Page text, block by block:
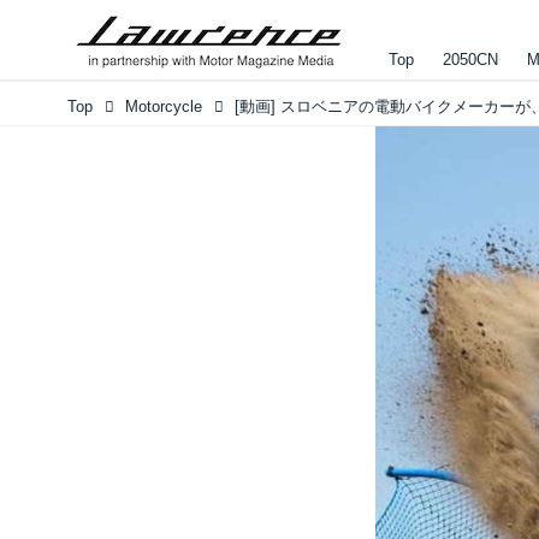
Top 2050CN
Top Motorcycle